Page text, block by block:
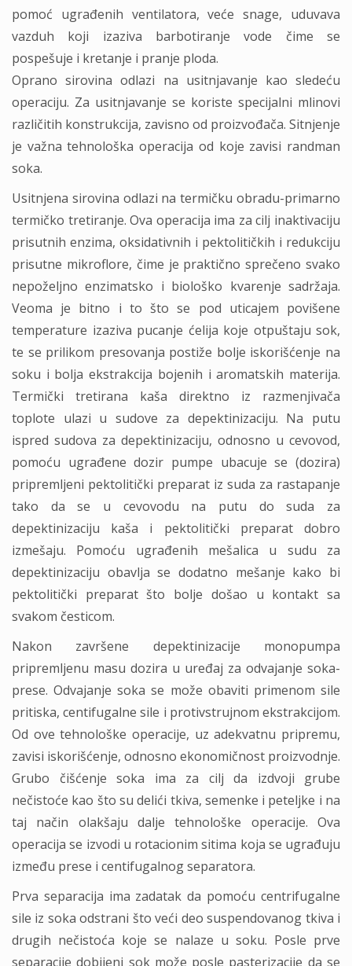
pomoć ugrađenih ventilatora, veće snage, uduvava
vazduh koji izaziva barbotiranje vode čime se
pospešuje i kretanje i pranje ploda.
Oprano sirovina odlazi na usitnjavanje kao sledeću
operaciju. Za usitnjavanje se koriste specijalni mlinovi
različitih konstrukcija, zavisno od proizvođača. Sitnjenje
je važna tehnološka operacija od koje zavisi randman
soka.
Usitnjena sirovina odlazi na termičku obradu-primarno
termičko tretiranje. Ova operacija ima za cilj inaktivaciju
prisutnih enzima, oksidativnih i pektolitičkih i redukciju
prisutne mikroflore, čime je praktično sprečeno svako
nepoželjno enzimatsko i biološko kvarenje sadržaja.
Veoma je bitno i to što se pod uticajem povišene
temperature izaziva pucanje ćelija koje otpuštaju sok,
te se prilikom presovanja postiže bolje iskorišćenje na
soku i bolja ekstrakcija bojenih i aromatskih materija.
Termički tretirana kaša direktno iz razmenjivača
toplote ulazi u sudove za depektinizaciju. Na putu
ispred sudova za depektinizaciju, odnosno u cevovod,
pomoću ugrađene dozir pumpe ubacuje se (dozira)
pripremljeni pektolitički preparat iz suda za rastapanje
tako da se u cevovodu na putu do suda za
depektinizaciju kaša i pektolitički preparat dobro
izmešaju. Pomoću ugrađenih mešalica u sudu za
depektinizaciju obavlja se dodatno mešanje kako bi
pektolitički preparat što bolje došao u kontakt sa
svakom česticom.
Nakon završene depektinizacije monopumpa
pripremljenu masu dozira u uređaj za odvajanje soka-
prese. Odvajanje soka se može obaviti primenom sile
pritiska, centifugalne sile i protivstrujnom ekstrakcijom.
Od ove tehnološke operacije, uz adekvatnu pripremu,
zavisi iskorišćenje, odnosno ekonomičnost proizvodnje.
Grubo čišćenje soka ima za cilj da izdvoji grube
nečistoće kao što su delići tkiva, semenke i peteljke i na
taj način olakšaju dalje tehnološke operacije. Ova
operacija se izvodi u rotacionim sitima koja se ugrađuju
između prese i centifugalnog separatora.
Prva separacija ima zadatak da pomoću centrifugalne
sile iz soka odstrani što veći deo suspendovanog tkiva i
drugih nečistoća koje se nalaze u soku. Posle prve
separacije dobijeni sok može posle pasterizacije da se